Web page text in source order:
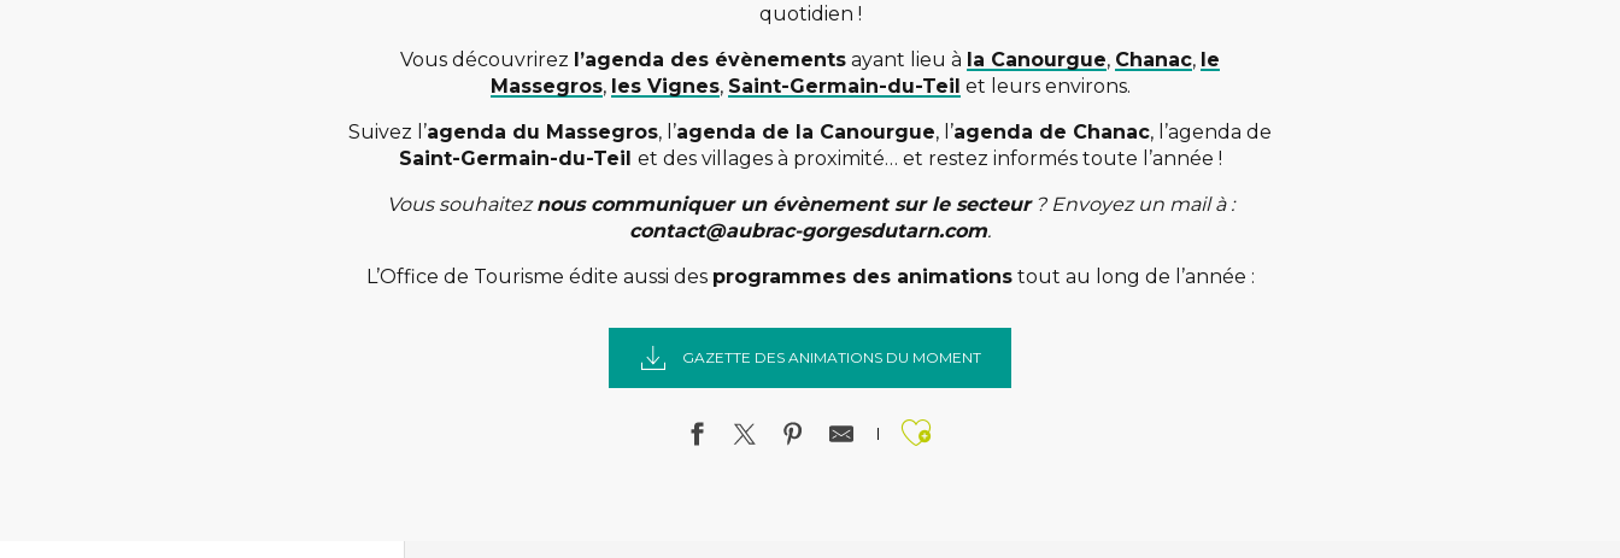
quotidien !
Vous découvrirez l’agenda des évènements ayant lieu à la Canourgue, Chanac, le
Massegros, les Vignes, Saint-Germain-du-Teil et leurs environs.
Suivez l’agenda du Massegros, l’agenda de la Canourgue, l’agenda de Chanac, l’agenda de
Saint-Germain-du-Teil et des villages à proximité… et restez informés toute l’année !
Vous souhaiteznous communiquer un évènement sur le secteur? Envoyez un mail à :
contact@aubrac-gorgesdutarn.com.
L’Office de Tourisme édite aussi des programmes des animationstout au long de l’année :
GAZETTE DES ANIMATIONS DU MOMENT
Ajouter aux favoris